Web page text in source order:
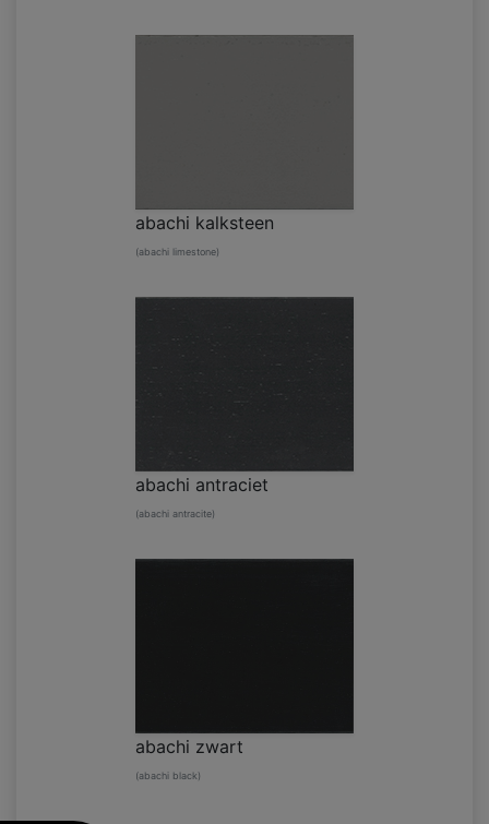
abachi kalksteen
(abachi limestone)
abachi antraciet
(abachi antracite)
abachi zwart
(abachi black)